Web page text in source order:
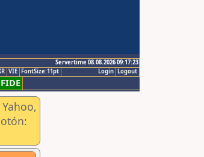
Servertime 08.08.2026 09:17:23
Logout
Login
VIE FontSize:11pt
FIDE